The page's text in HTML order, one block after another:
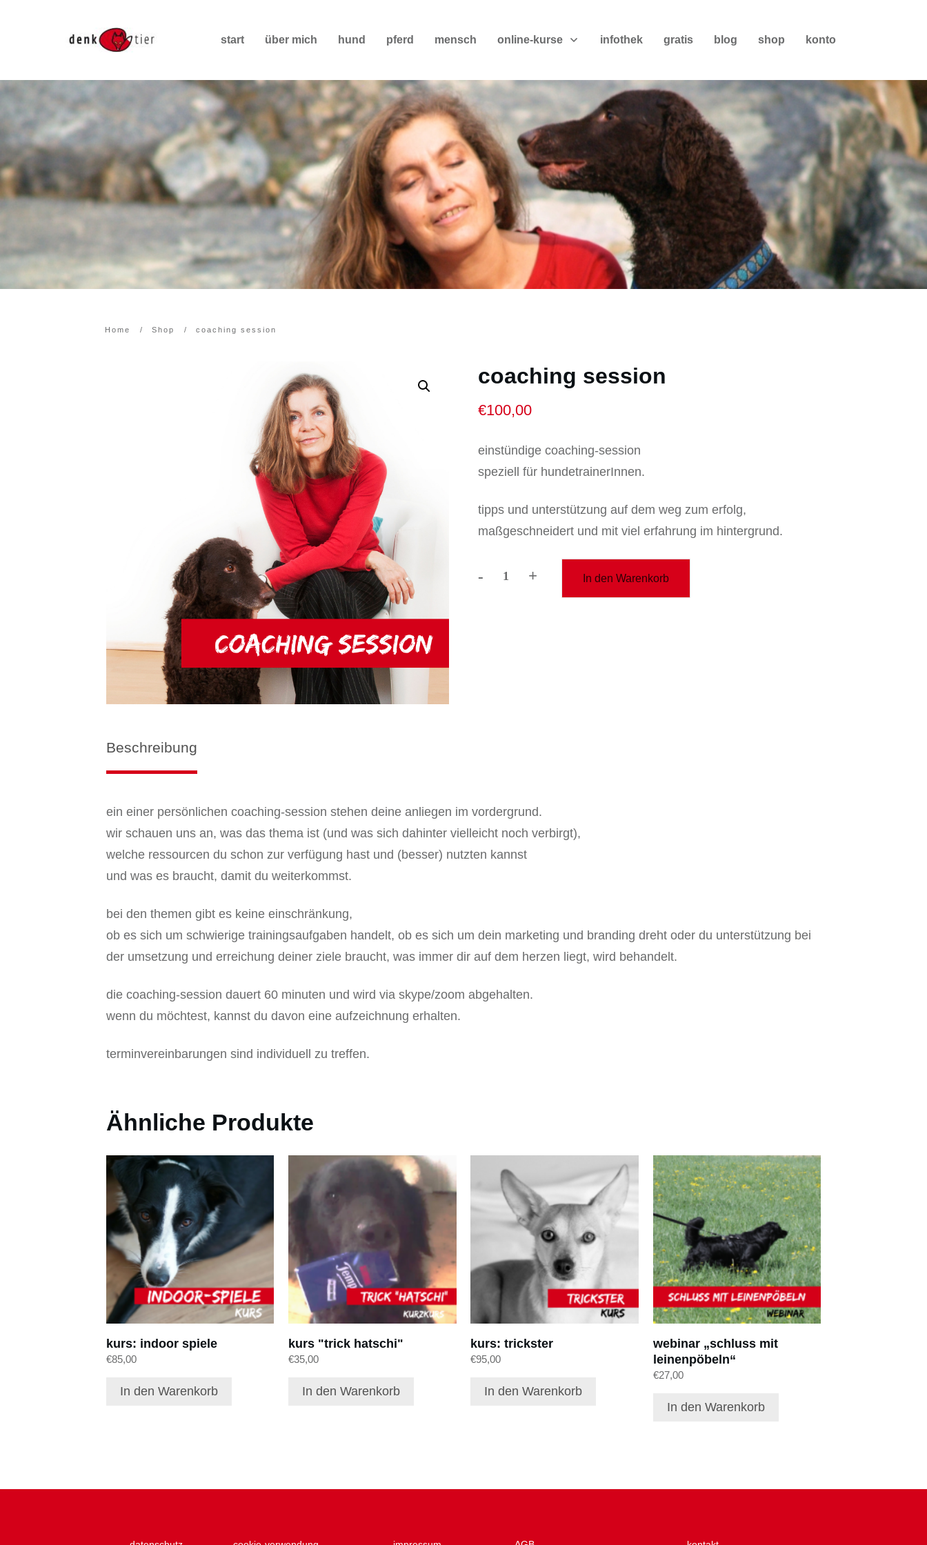
start über mich hund pferd mensch online-kurse infothek gratis blog shop konto
Home / Shop / coaching session
coaching session
€100,00
einstündige coaching-session
speziell für hundetrainerInnen.
tipps und unterstützung auf dem weg zum erfolg,
maßgeschneidert und mit viel erfahrung im hintergrund.
-coaching
+ In den Warenkorb
Beschreibung
ein einer persönlichen coaching-session stehen deine anliegen im vordergrund.
wir schauen uns an, was das thema ist (und was sich dahinter vielleicht noch verbirgt),
welche ressourcen du schon zur verfügung hast und (besser) nutzten kannst
und was es braucht, damit du weiterkommst.
bei den themen gibt es keine einschränkung,
ob es sich um schwierige trainingsaufgaben handelt, ob es sich um dein marketing und branding dreht oder du unterstützung bei
der umsetzung und erreichung deiner ziele braucht, was immer dir auf dem herzen liegt, wird behandelt.
die coaching-session dauert 60 minuten und wird via skype/zoom abgehalten.
wenn du möchtest, kannst du davon eine aufzeichnung erhalten.
terminvereinbarungen sind individuell zu treffen.
Ähnliche Produkte
kurs: indoor spiele
€85,00
In den Warenkorb
kurs "trick hatschi"
€35,00
In den Warenkorb
kurs: trickster
€95,00
In den Warenkorb
webinar „schluss mit
leinenpöbeln“
€27,00
In den Warenkorb